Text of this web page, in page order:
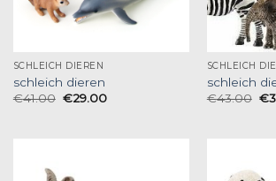
SCHLEICH DIEREN
schleich dieren
€41.00 €29.00
SCHLEICH
schleich
€43.00 €